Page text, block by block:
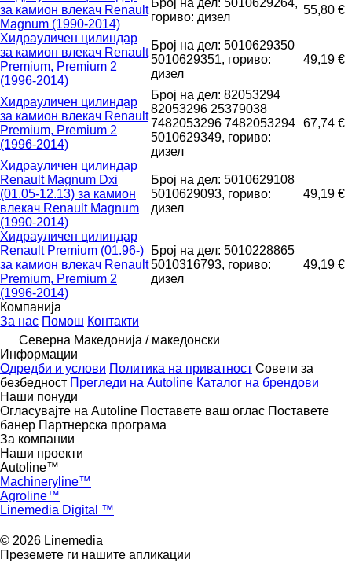
за камион влекач Renault
Magnum (1990-2014)
гориво: дизел
55,80 €
Хидрауличен цилиндар
за камион влекач Renault
Premium, Premium 2
(1996-2014)
Број на дел: 5010629350
5010629351, гориво:
дизел
49,19 €
Хидрауличен цилиндар
за камион влекач Renault
Premium, Premium 2
(1996-2014)
Број на дел: 82053294
82053296 25379038
7482053296 7482053294
5010629349, гориво:
дизел
67,74 €
Хидрауличен цилиндар
Renault Magnum Dxi
(01.05-12.13) за камион
влекач Renault Magnum
(1990-2014)
Број на дел: 5010629108
5010629093, гориво:
дизел
49,19 €
Хидрауличен цилиндар
Renault Premium (01.96-)
за камион влекач Renault
Premium, Premium 2
(1996-2014)
Број на дел: 5010228865
5010316793, гориво:
дизел
49,19 €
Компанија
За нас Помош Контакти
Северна Македонија / македонски
Информации
Одредби и услови Политика на приватност Совети за
безбедност Прегледи на Autoline Каталог на брендови
Наши понуди
Огласувајте на Autoline Поставете ваш оглас Поставете
банер Партнерска програма
За компании
Наши проекти
Autoline™
Machineryline™
Agroline™
Linemedia Digital ™
© 2026 Linemedia
Преземете ги нашите апликации